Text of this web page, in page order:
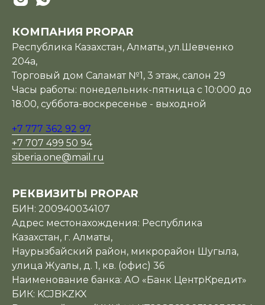
КОМПАНИЯ PROPAR
Республика Казахстан, Алматы, ул.Шевченко
204а,
Торговый дом Саламат №1, 3 этаж, салон 29
Часы работы: понедельник-пятница с 10:000 до
18:00, суббота-воскресенье - выходной
+7 777 362 92 97
+7 707 499 50 94
siberia.one@mail.ru
РЕКВИЗИТЫ PROPAR
БИН: 200940034107
Адрес местонахождения: Республика
Казахстан, г. Алматы,
Наурызбайский район, микрорайон Шугыла,
улица Жуалы, д. 1, кв. (офис) 36
Наименование банка: АО «Банк ЦентрКредит»
БИК: KCJBKZKX